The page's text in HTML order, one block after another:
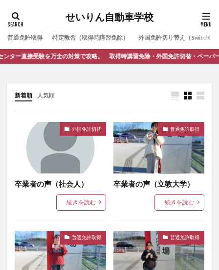
せいりん自動車学校
普通免許取得 特定教習（取得時講習免除） 外国免許切り替え（Switching
を万全の対策で攻略。 取得時講習免除・外国免許切替・ペーパードライバ
新着順 人気順
外国免許切替
卒業者の声（社会人）
続きを読む
普通免許取得
卒業者の声（立教大学）
続きを読む
普通免許取得 普通免許取得